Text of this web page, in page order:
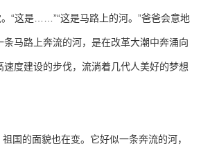
“这是……”“这是马路上的河。”爸爸会意地
马路上奔流的河，是在改革大潮中奔涌向
度建设的步伐，流淌着几代人美好的梦想
的面貌也在变。它好似一条奔流的河，